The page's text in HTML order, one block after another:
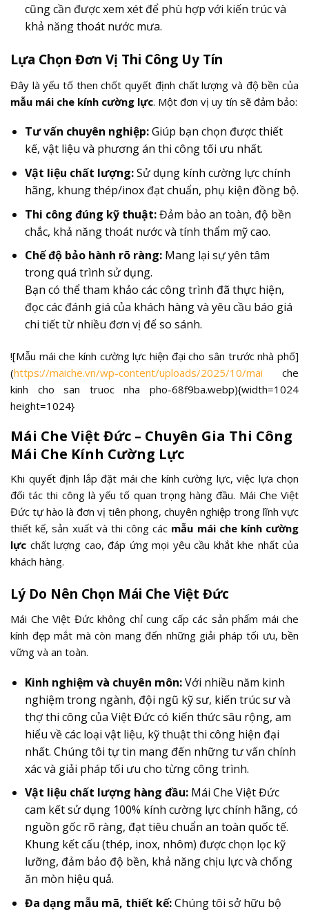
cũng cần được xem xét để phù hợp với kiến trúc và
khả năng thoát nước mưa.
Lựa Chọn Đơn Vị Thi Công Uy Tín
Đây là yếu tố then chốt quyết định chất lượng và độ bền của
mẫu mái che kính cường lực. Một đơn vị uy tín sẽ đảm bảo:
Tư vấn chuyên nghiệp:Giúp bạn chọn được thiết
kế, vật liệu và phương án thi công tối ưu nhất.
Vật liệu chất lượng:Sử dụng kính cường lực chính
hãng, khung thép/inox đạt chuẩn, phụ kiện đồng bộ.
Thi công đúng kỹ thuật:Đảm bảo an toàn, độ bền
chắc, khả năng thoát nước và tính thẩm mỹ cao.
Chế độ bảo hành rõ ràng:Mang lại sự yên tâm
trong quá trình sử dụng.
Bạn có thể tham khảo các công trình đã thực hiện,
đọc các đánh giá của khách hàng và yêu cầu báo giá
chi tiết từ nhiều đơn vị để so sánh.
![Mẫu mái che kính cường lực hiện đại cho sân trước nhà phố]
(https://maiche.vn/wp-content/uploads/2025/10/mai che
kinh cho san truoc nha pho-68f9ba.webp){width=1024
height=1024}
Mái Che Việt Đức – Chuyên Gia Thi Công
Mái Che Kính Cường Lực
Khi quyết định lắp đặt mái che kính cường lực, việc lựa chọn
đối tác thi công là yếu tố quan trọng hàng đầu. Mái Che Việt
Đức tự hào là đơn vị tiên phong, chuyên nghiệp trong lĩnh vực
thiết kế, sản xuất và thi công các mẫu mái che kính cường
lực chất lượng cao, đáp ứng mọi yêu cầu khắt khe nhất của
khách hàng.
Lý Do Nên Chọn Mái Che Việt Đức
Mái Che Việt Đức không chỉ cung cấp các sản phẩm mái che
kính đẹp mắt mà còn mang đến những giải pháp tối ưu, bền
vững và an toàn.
Kinh nghiệm và chuyên môn:Với nhiều năm kinh
nghiệm trong ngành, đội ngũ kỹ sư, kiến trúc sư và
thợ thi công của Việt Đức có kiến thức sâu rộng, am
hiểu về các loại vật liệu, kỹ thuật thi công hiện đại
nhất. Chúng tôi tự tin mang đến những tư vấn chính
xác và giải pháp tối ưu cho từng công trình.
Vật liệu chất lượng hàng đầu:Mái Che Việt Đức
cam kết sử dụng 100% kính cường lực chính hãng, có
nguồn gốc rõ ràng, đạt tiêu chuẩn an toàn quốc tế.
Khung kết cấu (thép, inox, nhôm) được chọn lọc kỹ
lưỡng, đảm bảo độ bền, khả năng chịu lực và chống
ăn mòn hiệu quả.
Đa dạng mẫu mã, thiết kế:Chúng tôi sở hữu bộ